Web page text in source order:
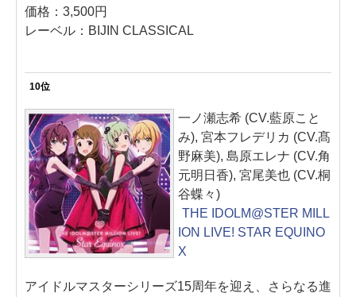
価格：3,500円
レーベル：BIJIN CLASSICAL
10位
一ノ瀬志希 (CV.藍原こと
み), 宮本フレデリカ (CV.髙
野麻美), 島原エレナ (CV.角
元明日香), 宮尾美也 (CV.桐
谷蝶々)
THE IDOLM@STER MILL
ION LIVE! STAR EQUINO
X
アイドルマスターシリーズ15周年を迎え、さらなる進